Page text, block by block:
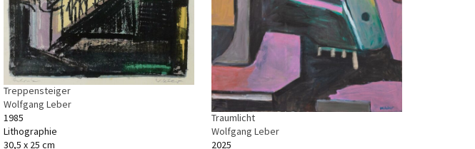
Treppensteiger
Wolfgang Leber
1985
Lithographie
30,5 x 25 cm
Traumlicht
Wolfgang Leber
2025